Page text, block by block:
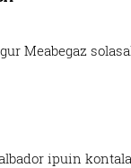
Meabegaz
ipuin